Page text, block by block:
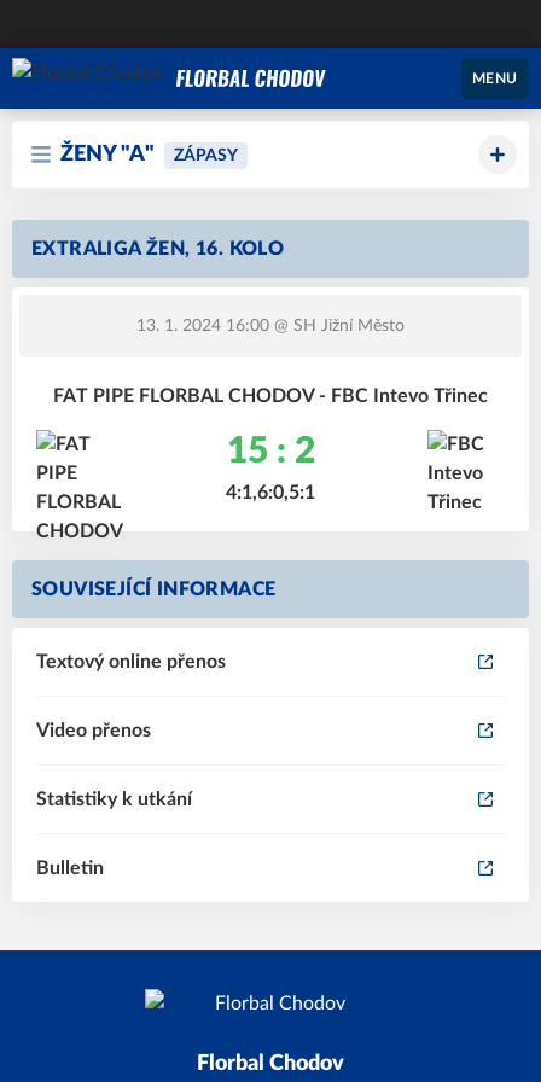
MENU
ŽENY "A" ZÁPASY
EXTRALIGA ŽEN, 16. KOLO
13. 1. 2024 16:00 @ SH Jižní Město
FAT PIPE FLORBAL CHODOV - FBC Intevo Třinec
15 : 2
4:1,6:0,5:1
SOUVISEJÍCÍ INFORMACE
Textový online přenos
Video přenos
Statistiky k utkání
Bulletin
Florbal Chodov